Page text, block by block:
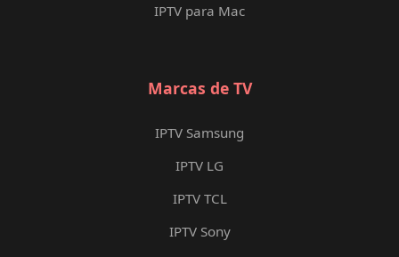
IPTV para Mac
Marcas de TV
IPTV Samsung
IPTV LG
IPTV TCL
IPTV Sony